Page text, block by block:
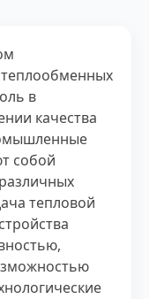
в
качества
собой
тепловой